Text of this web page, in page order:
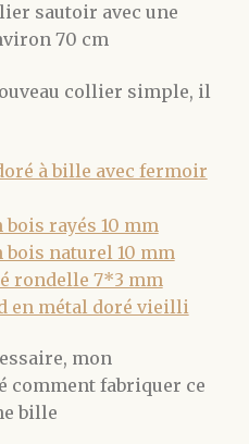
sautoir avec une
70 cm
collier simple, il
à bille avec fermoir
rayés 10 mm
bois naturel 10 mm
rondelle 7*3 mm
en métal doré vieilli
mon
comment fabriquer ce
bille